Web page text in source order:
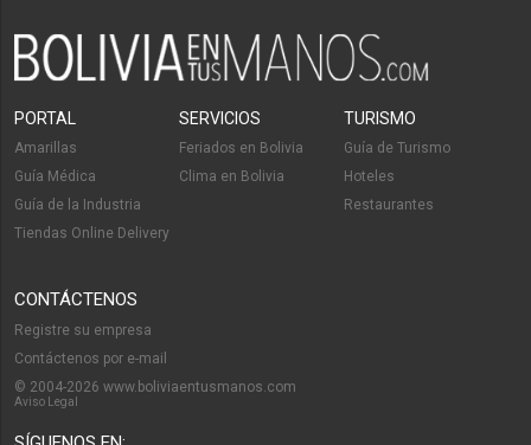
PORTAL
Amarillas
Guía Médica
Guía de la Industria
Tiendas Online Delivery
SERVICIOS
Feriados en Bolivia
Clima en Bolivia
TURISMO
Guía de Turismo
Hoteles
Restaurantes
CONTÁCTENOS
Registre su empresa
Contáctenos por e-mail
© 2004-2026 www.boliviaentusmanos.com
Aviso Legal